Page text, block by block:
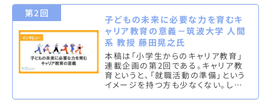
割…
第2回
子どもの未来に必要な力を育むキ
ャリア教育の意義－筑波大学 人間
系 教授 藤田晃之氏
本稿は「小学生からのキャリア教育」
連載企画の第2回である。キャリア教
育というと、「就職活動の準備」という
イメージを持つ方も少なくない。しか